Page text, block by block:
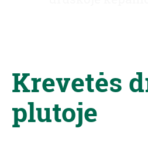
Krevetės
plutoje